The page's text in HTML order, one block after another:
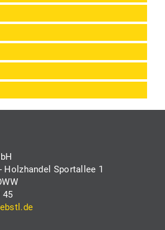
Holzhandel Sportallee 1
45